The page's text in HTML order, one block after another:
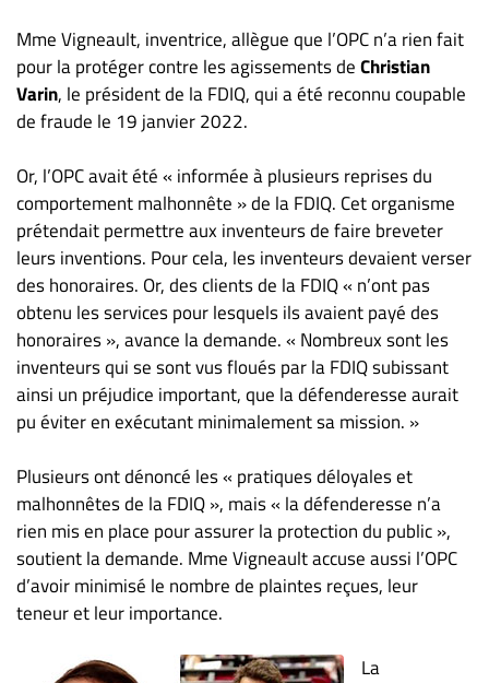
recrutements
TROUVEZ-
NOUS
Nous
joindre
À
propos
Infolettre
S’abonner
FAQ
Politique de
confidentialité
Mme Vigneault, inventrice, allègue que l’OPC n’a rien fait
pour la protéger contre les agissements deChristian
Varin, le président de la FDIQ, qui a été reconnu coupable
de fraude le 19 janvier 2022.
Or, l’OPC avait été « informée à plusieurs reprises du
comportement malhonnête » de la FDIQ. Cet organisme
prétendait permettre aux inventeurs de faire breveter
leurs inventions. Pour cela, les inventeurs devaient verser
des honoraires. Or, des clients de la FDIQ « n’ont pas
obtenu les services pour lesquels ils avaient payé des
honoraires », avance la demande. « Nombreux sont les
inventeurs qui se sont vus floués par la FDIQ subissant
ainsi un préjudice important, que la défenderesse aurait
pu éviter en exécutant minimalement sa mission. »
Plusieurs ont dénoncé les « pratiques déloyales et
malhonnêtes de la FDIQ », mais « la défenderesse n’a
rien mis en place pour assurer la protection du public »,
soutient la demande. Mme Vigneault accuse aussi l’OPC
d’avoir minimisé le nombre de plaintes reçues, leur
teneur et leur importance.
La